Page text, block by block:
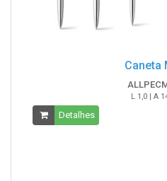
Caneta
L 1,0 | A
Detalhes